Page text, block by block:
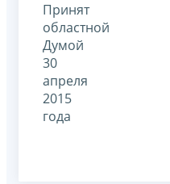
Принят
областной
Думой
30
апреля
2015
года